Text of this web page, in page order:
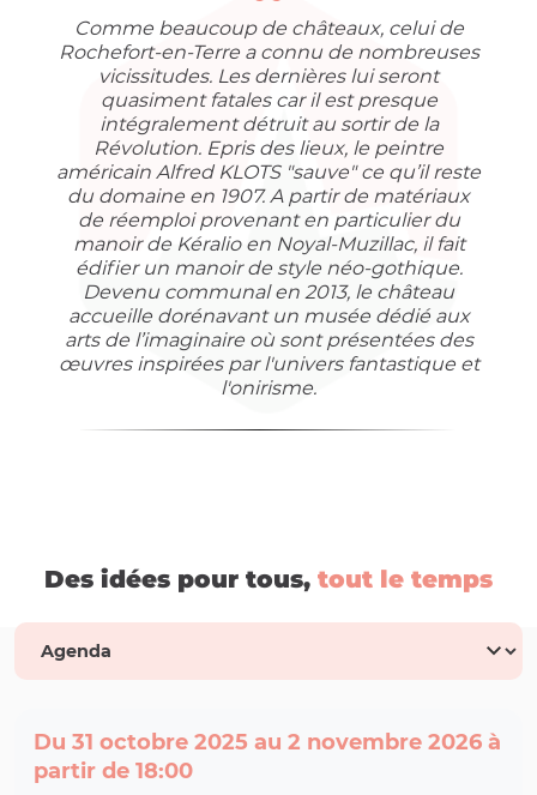
Comme beaucoup de châteaux, celui de
Rochefort-en-Terre a connu de nombreuses
vicissitudes. Les dernières lui seront
quasiment fatales car il est presque
intégralement détruit au sortir de la
Révolution. Epris des lieux, le peintre
américain Alfred KLOTS "sauve" ce qu’il reste
du domaine en 1907. A partir de matériaux
de réemploi provenant en particulier du
manoir de Kéralio en Noyal-Muzillac, il fait
édifier un manoir de style néo-gothique.
Devenu communal en 2013, le château
accueille dorénavant un musée dédié aux
arts de l’imaginaire où sont présentées des
œuvres inspirées par l'univers fantastique et
l'onirisme.
Des idées pour tous, tout le temps
Du 31 octobre 2025 au 2 novembre 2026 à
partir de 18:00